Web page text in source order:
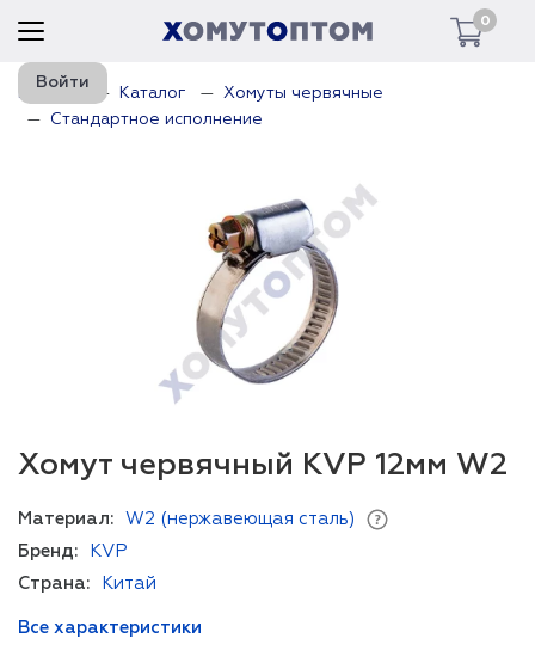
0
Войти
Главная Каталог
Хомуты червячные
Стандартное исполнение
Хомут червячный KVP 12мм W2
Материал:
W2 (нержавеющая сталь)
Бренд:
KVP
Страна:
Китай
Все характеристики